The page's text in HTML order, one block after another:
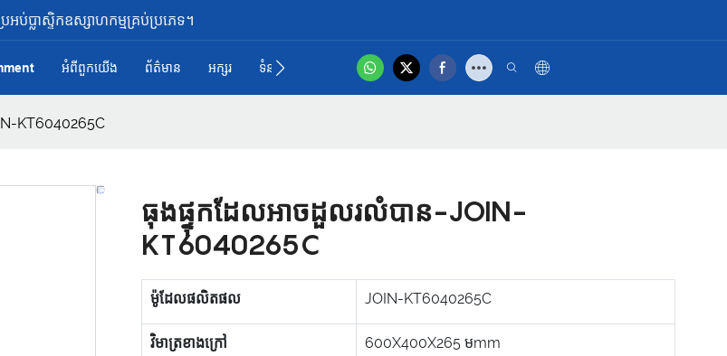
អប់ប្លាស្ទិកឧស្សាហកម្មគ្រប់ប្រភេទ។
អំពី​ពួក​យើង ព័ត៌មាន អក្សរ ទំនាក់ទំនង របស់ អ្នក វីដេអូផលិតផល
hot
KT6040265C
ធុងផ្ទុកដែលអាចដួលរលំបាន-JOIN-
KT6040265C
ម៉ូដែលផលិតផល JOIN-KT6040265C
វិមាត្រខាងក្រៅ 600X400X265 មmm